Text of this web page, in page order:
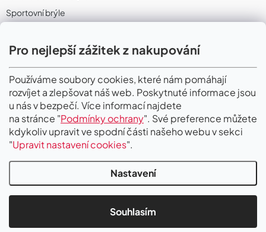
Pro nejlepší zážitek z nakupování
Používáme soubory cookies, které nám pomáhají
rozvíjet a zlepšovat náš web. Poskytnuté informace jsou
u nás v bezpečí. Více informací najdete
na stránce "Podmínky ochrany". Své preference můžete
kdykoliv upravit ve spodní části našeho webu v sekci
"Upravit nastavení cookies".
Nastavení
Souhlasím
Sportovní brýle
Sportovní dioptrické brýle
II. Jakost
PŘIJÍMÁME ONLINE PLATBY
Copyright 2026Gigaoptik. Všechna práva vyhrazena.Upravit nastavení
cookies